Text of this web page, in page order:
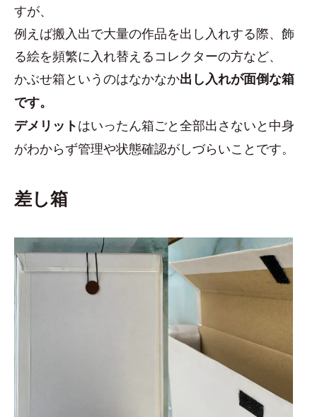
すが、
例えば搬入出で大量の作品を出し入れする際、飾
る絵を頻繁に入れ替えるコレクターの方など、
かぶせ箱というのはなかなか出し入れが面倒な箱
です。
デメリットはいったん箱ごと全部出さないと中身
がわからず管理や状態確認がしづらいことです。
差し箱